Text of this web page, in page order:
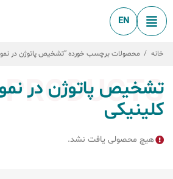
EN
خانه / محصولات برچسب خورده “تشخیص پاتوژن در
PRODUCTS
تشخیص پاتوژن در
کلینیکی
هیچ محصولی یافت نشد.